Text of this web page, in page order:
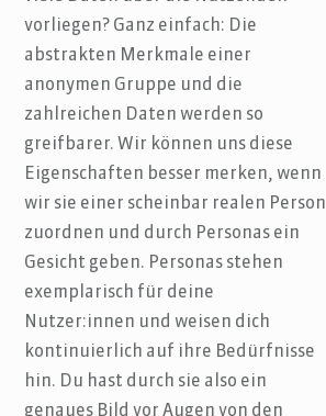
vorliegen? Ganz einfach: Die
abstrakten Merkmale einer
anonymen Gruppe und die
zahlreichen Daten werden so
greifbarer. Wir können uns diese
Eigenschaften besser merken, wenn
wir sie einer scheinbar realen Person
zuordnen und durch Personas ein
Gesicht geben. Personas stehen
exemplarisch für deine
Nutzer:innen und weisen dich
kontinuierlich auf ihre Bedürfnisse
hin. Du hast durch sie also ein
genaues Bild vor Augen von den